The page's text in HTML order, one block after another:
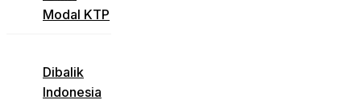
Modal KTP
Dibalik
Indonesia